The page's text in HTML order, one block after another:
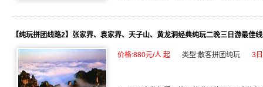
【纯玩拼团线路2】张家界、袁家界、天子山、黄龙洞经典纯玩二晚三日游最佳
价格:880元/人 起 类型:散客拼团纯玩 3